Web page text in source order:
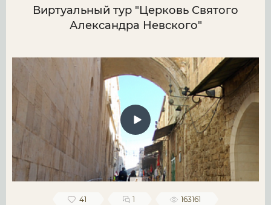
Виртуальный тур "Церковь Святого
Александра Невского"
41 1 163161